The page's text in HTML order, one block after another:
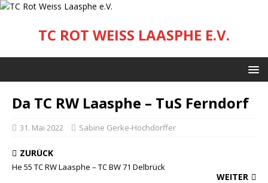
TC ROT WEISS LAASPHE E.V.
Da TC RW Laasphe – TuS Ferndorf
31. Mai 2022 Sabine Gerke-Hochdörffer
ZURÜCK
He 55 TC RW Laasphe – TC BW 71 Delbrück
WEITER